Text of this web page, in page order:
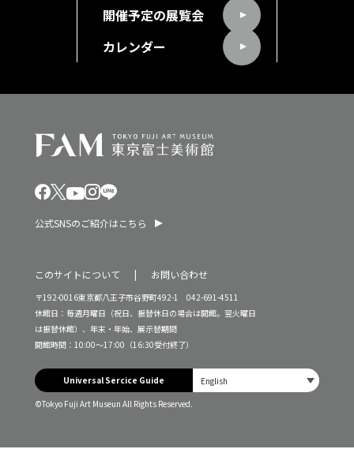
開催予定の展覧会
カレンダー
公式SNSのご紹介はこちら
このサイトについて お問い合わせ
〒192-0016東京都八王子市谷野町492-1 042-691-4511
休館日：毎週月曜日（祝日、振替休日の場合は開館。翌火曜日
は振替休館）、年末・年始、展示替期間
開館時間：10:00～17:00（16:30受付終了）
Universal Sercice Guide
©Tokyo Fuji Art Museun All Rights Reserved.